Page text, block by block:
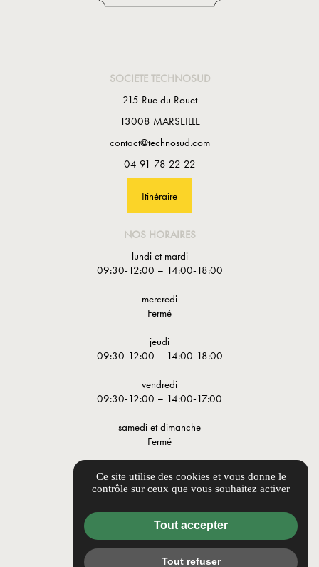
SOCIETE TECHNOSUD
215 Rue du Rouet
13008 MARSEILLE
contact@technosud.com
04 91 78 22 22
Itinéraire
NOS HORAIRES
lundi et mardi
09:30-12:00 – 14:00-18:00
mercredi
Fermé
jeudi
09:30-12:00 – 14:00-18:00
vendredi
09:30-12:00 – 14:00-17:00
samedi et dimanche
Fermé
LIENS UTILES
Guide local
Informations complémentaires
Politique de confidentialité
Ce site utilise des cookies et vous donne le
contrôle sur ceux que vous souhaitez activer
Tout accepter
Tout refuser